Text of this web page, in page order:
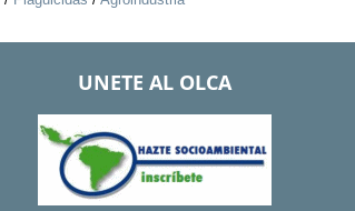
UNETE AL OLCA